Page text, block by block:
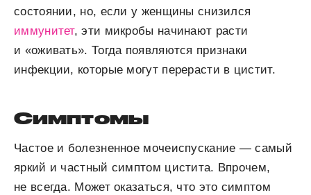
состоянии, но, если у женщины снизился
иммунитет, эти микробы начинают расти
и «оживать». Тогда появляются признаки
инфекции, которые могут перерасти в цистит.
Симптомы
Частое и болезненное мочеиспускание — самый
яркий и частный симптом цистита. Впрочем,
не всегда. Может оказаться, что это симптом